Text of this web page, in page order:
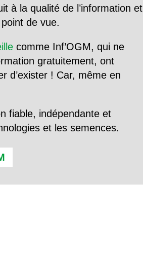
à la qualité de l’information et
de vue.
comme Inf’OGM, qui ne
gratuitement, ont
d’exister ! Car, même en
fiable, indépendante et
et les semences.